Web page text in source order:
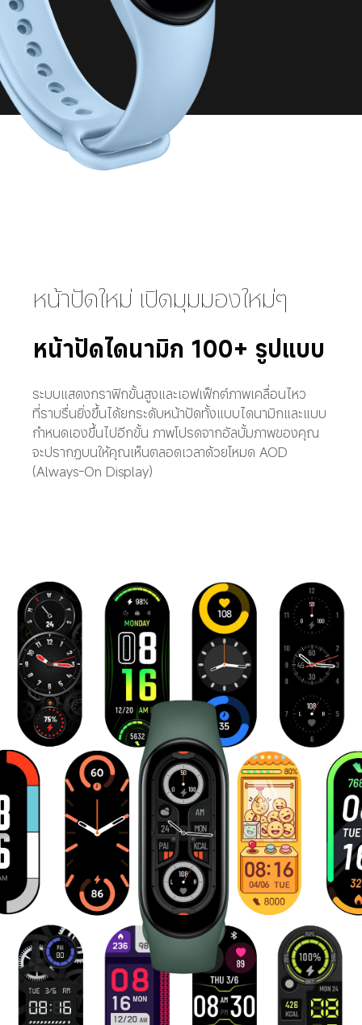
หน้าปัดใหม่ เปิดมุมมองใหม่ๆ
หน้าปัดไดนามิก 100+ รูปแบบ
ระบบแสดงกราฟิกขั้นสูงและเอฟเฟ็กต์ภาพเคลื่อนไหว
ที่ราบรื่นยิ่งขึ้นได้ยกระดับหน้าปัดทั้งแบบไดนามิกและแบบ
กำหนดเองขึ้นไปอีกขั้น ภาพโปรดจากอัลบั้มภาพของคุณ
จะปรากฏบนให้คุณเห็นตลอดเวลาด้วยโหมด AOD
(Always-On Display)